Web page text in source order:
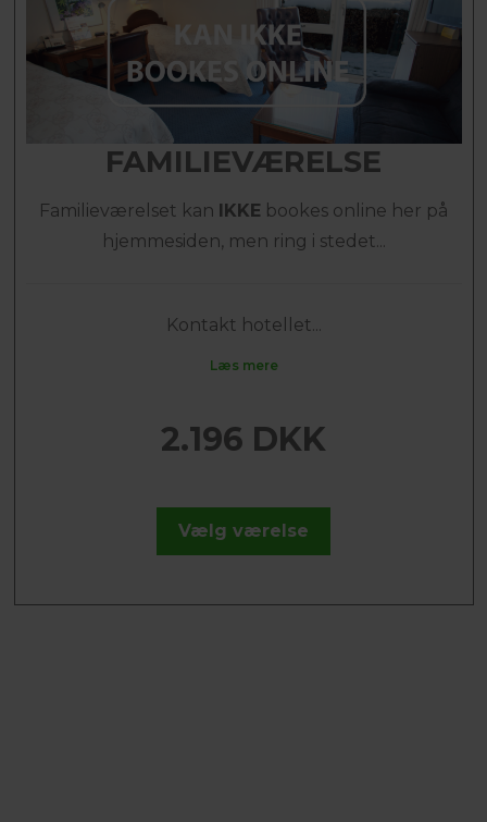
FAMILIEVÆRELSE
Familieværelset kan IKKE bookes online her på
hjemmesiden, men ring i stedet...
Kontakt hotellet...
Læs mere
2.196 DKK
Vælg værelse